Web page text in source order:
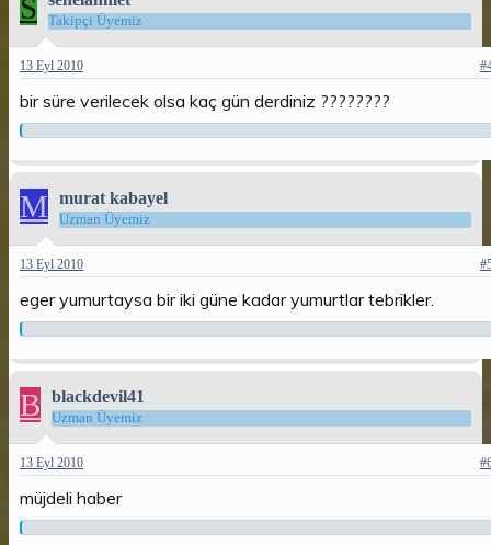
S Takipçi Üyemiz
13 Eyl 2010
bir süre verilecek olsa kaç gün derdiniz ????????
M murat kabayel
Uzman Üyemiz
13 Eyl 2010
eger yumurtaysa bir iki güne kadar yumurtlar tebrikler.
B blackdevil41
Uzman Üyemiz
13 Eyl 2010
müjdeli haber